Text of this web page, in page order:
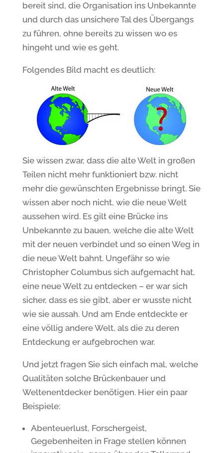
bereit sind, die Organisation ins Unbekannte
und durch das unsichere Tal des Übergangs
zu führen, ohne bereits zu wissen wo es
hingeht und wie es geht.
Folgendes Bild macht es deutlich:
Sie wissen zwar, dass die alte Welt in großen
Teilen nicht mehr funktioniert bzw. nicht
mehr die gewünschten Ergebnisse bringt. Sie
wissen aber noch nicht, wie die neue Welt
aussehen wird. Es gilt eine Brücke ins
Unbekannte zu bauen, welche die alte Welt
mit der neuen verbindet und so einen Weg in
die neue Welt bahnt. Ungefähr so wie
Christopher Columbus sich aufgemacht hat,
eine neue Welt zu entdecken – er war sich
sicher, dass es sie gibt, aber er wusste nicht
wie sie aussah. Und am Ende entdeckte er
eine völlig andere Welt, als die zu deren
Entdeckung er aufgebrochen war.
Und jetzt fragen Sie sich einfach mal, welche
Qualitäten solche Brückenbauer und
Weltenentdecker benötigen. Hier ein paar
Beispiele:
Abenteuerlust, Forschergeist,
Gegebenheiten in Frage stellen können